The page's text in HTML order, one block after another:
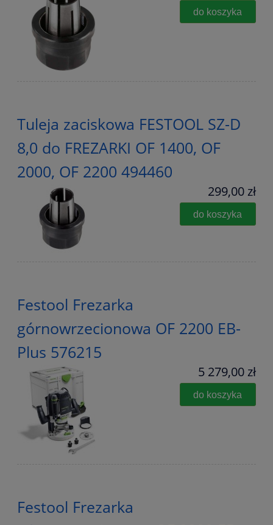
do koszyka
Tuleja zaciskowa FESTOOL SZ-D
8,0 do FREZARKI OF 1400, OF
2000, OF 2200 494460
299,00 zł
do koszyka
Festool Frezarka
górnowrzecionowa OF 2200 EB-
Plus 576215
5 279,00 zł
do koszyka
Festool Frezarka